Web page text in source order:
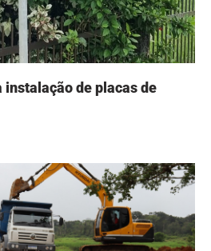
de placas de